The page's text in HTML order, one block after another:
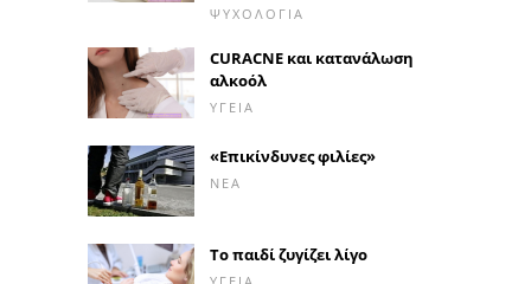
ΨΥΧΟΛΟΓΊΑ
CURACNE και κατανάλωση
αλκοόλ
ΥΓΕΊΑ
«Επικίνδυνες φιλίες»
ΝΈΑ
Το παιδί ζυγίζει λίγο